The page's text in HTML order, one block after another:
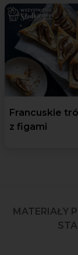
Francuskie
z figami
MATERIAŁY